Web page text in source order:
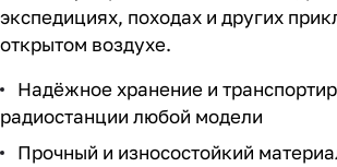
экспедициях, походах и других
открытом воздухе.
Надёжное хранение и
радиостанции любой модели
Прочный и износостойкий